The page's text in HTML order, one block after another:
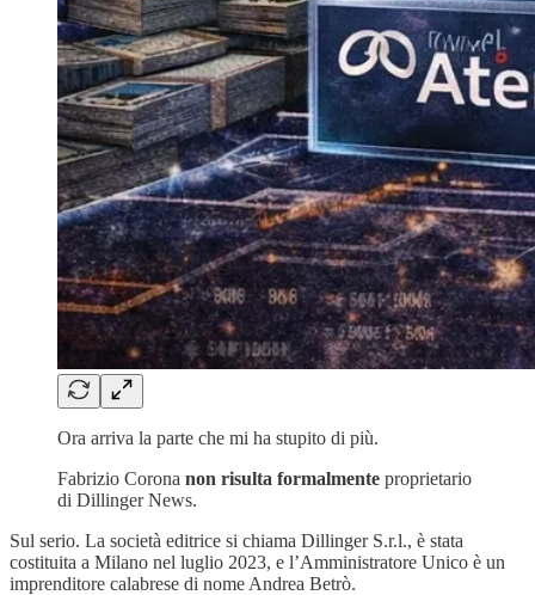
Ora arriva la parte che mi ha stupito di più.
Fabrizio Corona non risulta formalmente proprietario
di Dillinger News.
Sul serio. La società editrice si chiama Dillinger S.r.l., è stata
costituita a Milano nel luglio 2023, e l’Amministratore Unico è un
imprenditore calabrese di nome Andrea Betrò.